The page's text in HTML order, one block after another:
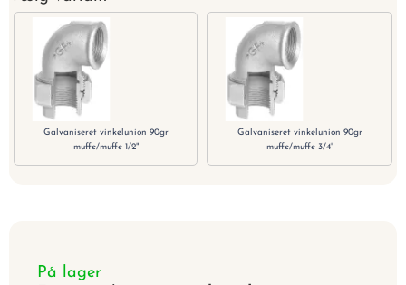
Galvaniseret vinkelunion 90gr
muffe/muffe 1/2"
Galvaniseret vinkelunion 90gr
muffe/muffe 3/4"
På lager